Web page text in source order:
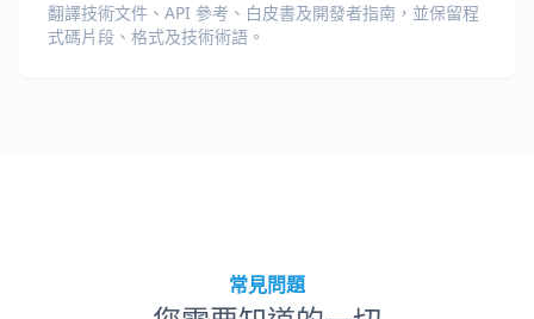
翻譯技術文件、API 參考、白皮書及開發者指南，並保留程
式碼片段、格式及技術術語。
常見問題